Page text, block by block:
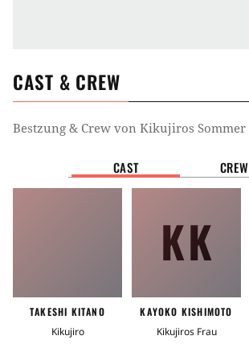
CAST & CREW
Bestzung & Crew von Kikujiros Sommer
CAST CREW
TAKESHI KITANO
Kikujiro
KK
KAYOKO KISHIMOTO
Kikujiros Frau